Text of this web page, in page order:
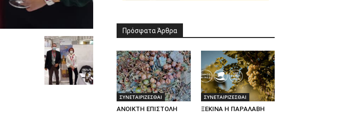
Πρόσφατα Άρθρα
ΣΥΝΕΤΑΙΡΙΖΕΣΘΑΙ
ΑΝΟΙΚΤΗ ΕΠΙΣΤΟΛΗ
ΣΥΝΕΤΑΙΡΙΖΕΣΘΑΙ
ΞΕΚΙΝΑ Η ΠΑΡΑΛΑΒΗ